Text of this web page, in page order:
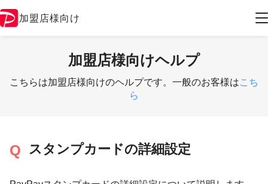
加盟店様向け
加盟店様向けヘルプ
こちらは加盟店様向けのヘルプです。一般のお客様はこち
ら
スタンプカードの詳細設定